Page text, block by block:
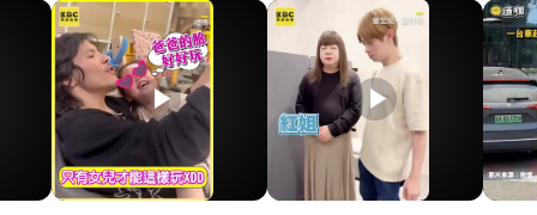
play_arrow play_arrow